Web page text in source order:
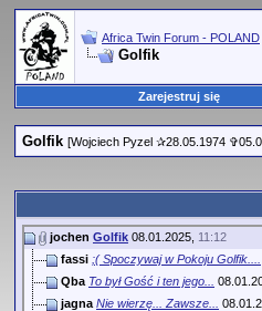
Africa Twin Forum - POLAND
Golfik
Zarejestruj się
Golfik [Wojciech Pyzel ✰28.05.1974
jochen Golfik 08.01.2025, 11:12
fassi ;( Spoczywaj w Pokoju Golfik....
Qba To był Gość i ten jego...
jagna Nie wierzę... Zawsze...